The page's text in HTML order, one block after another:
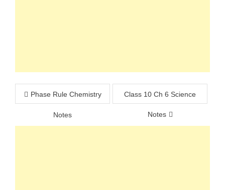
Post
navigation
Phase Rule Chemistry
Notes
Class 10 Ch 6 Science
Notes